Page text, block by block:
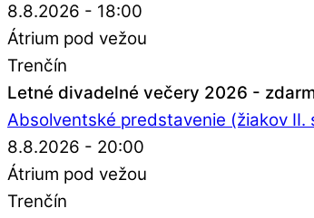
8.8.2026 - 18:00
Átrium pod vežou
Trenčín
Letné divadelné večery 2026 -
Absolventské predstavenie (žiakov II.
8.8.2026 - 20:00
Átrium pod vežou
Trenčín